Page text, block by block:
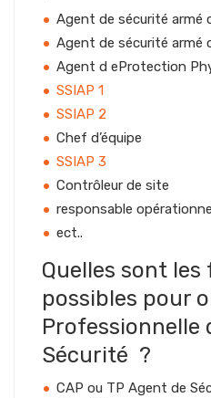
Agent de sécurité armé
Agent de sécurité armé
Agent d eProtection
SSIAP 1
SSIAP 2
Chef d’équipe
SSIAP 3
Contrôleur de site
responsable
ect..
Quelles sont
possibles pour
Professionnelle
Sécurité ?
CAP ou TP Agent de